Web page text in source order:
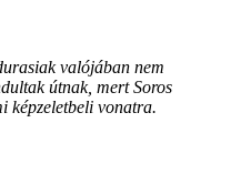
valójában nem
útnak, mert Soros
képzeletbeli vonatra.